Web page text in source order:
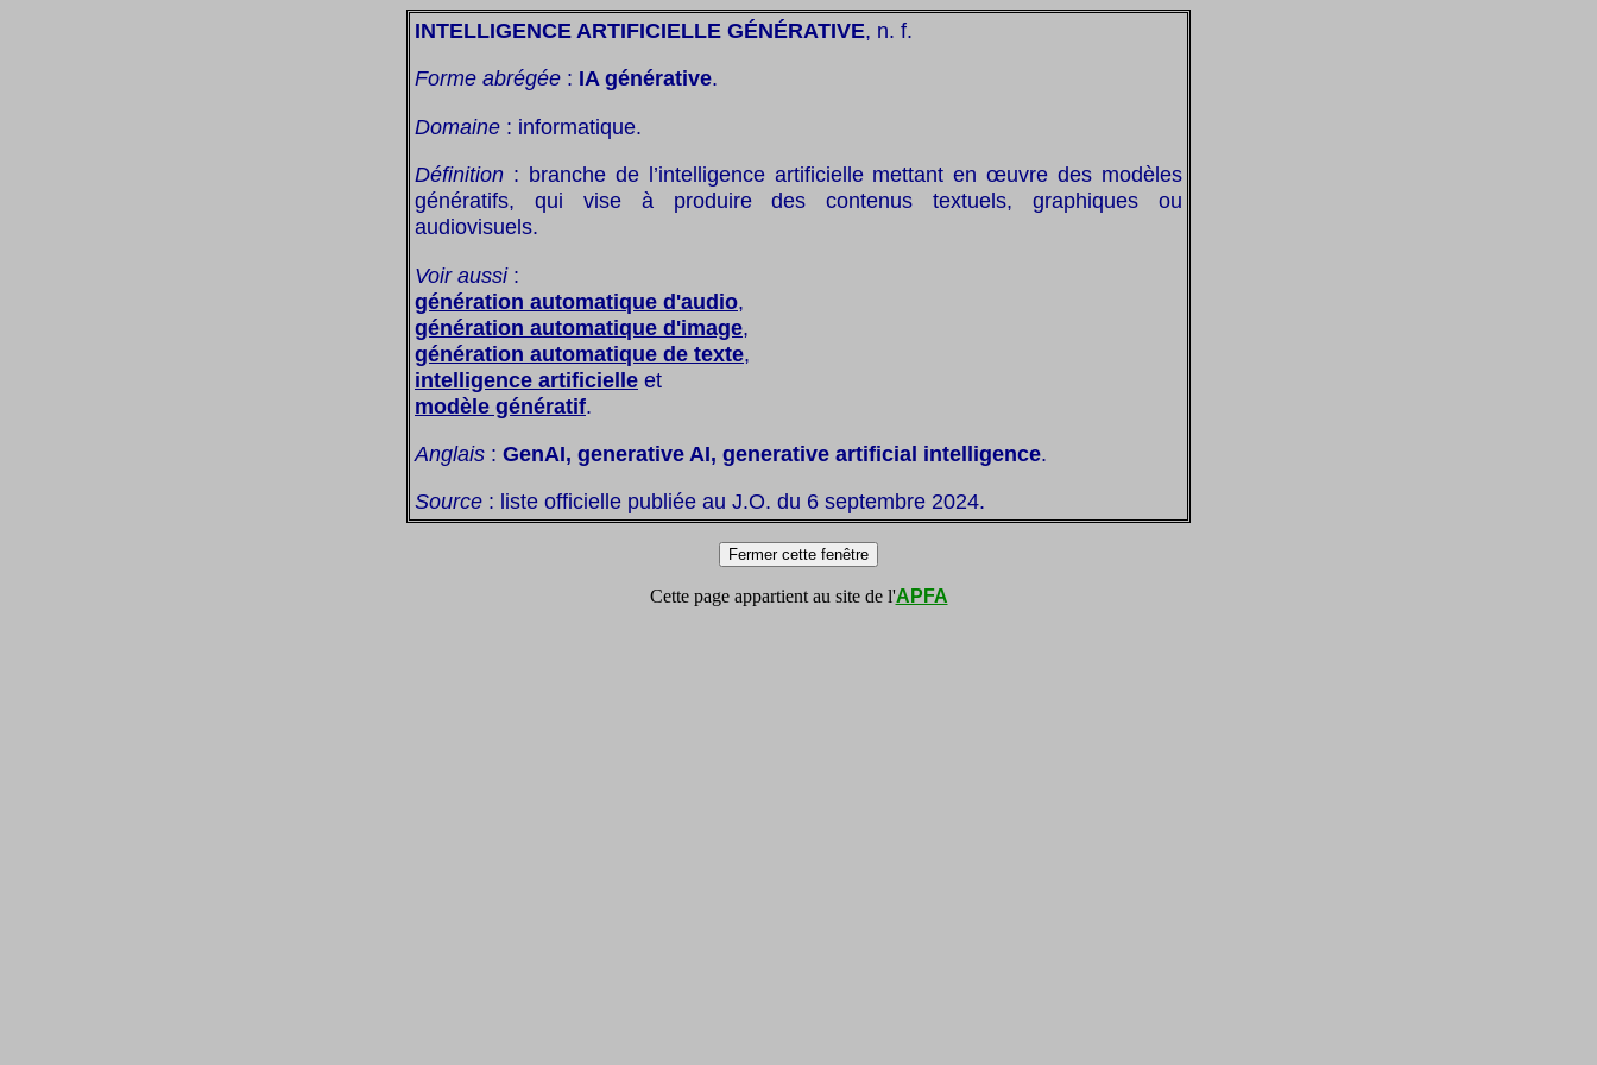
INTELLIGENCE ARTIFICIELLE GÉNÉRATIVE, n. f.
Forme abrégée : IA générative.
Domaine : informatique.
Définition : branche de l’intelligence artificielle mettant en œuvre des modèles
génératifs, qui vise à produire des contenus textuels, graphiques ou
audiovisuels.
Voir aussi:
génération automatique d'audio,
génération automatique d'image,
génération automatique de texte,
intelligence artificielle et
modèle génératif.
Anglais : GenAI, generative AI, generative artificial intelligence.
Source : liste officielle publiée au J.O. du 6 septembre 2024.
Cette page appartient au site de l'APFA